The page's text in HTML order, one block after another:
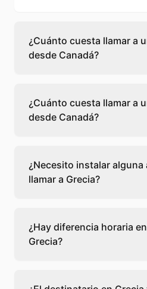
¿Cuánto cuesta llamar a
desde Canadá?
cuesta 0,32 €/min con
el precio exacto antes de
sepas qué vas a gastar.
¿Cuánto cuesta llamar a
desde Canadá?
cuesta 1,00 €/min con
solo los minutos que
permanencia.
¿Necesito instalar alguna
llamar a Grecia?
desde tu navegador web.
conexión a internet y
directamente a Grecia.
¿Hay diferencia horaria
Grecia?
escoge el